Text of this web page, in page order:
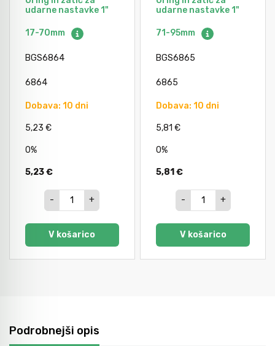
udarne nastavke 1"
17-70mm
BGS6864
6864
Dobava: 10 dni
5,23 €
0%
5,23 €
- +
V košarico
udarne nastavke 1"
71-95mm
BGS6865
6865
Dobava: 10 dni
5,81 €
0%
5,81 €
- +
V košarico
Podrobnejši opis
Avtomobilsko orodje
Krivilci cevi
Gozdarsko orodje
Tesarsko orodje